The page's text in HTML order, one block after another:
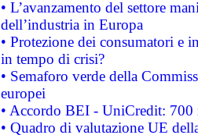
• L’avanzamento del settore
dell’industria in Europa
• Protezione dei consumatori e
in tempo di crisi?
• Semaforo verde della
europei
• Accordo BEI - UniCredit:
• Quadro di valutazione UE